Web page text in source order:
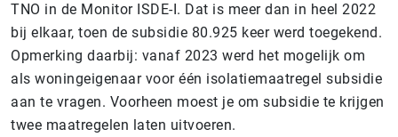
TNO in de Monitor ISDE-I. Dat is meer dan in heel 2022
bij elkaar, toen de subsidie 80.925 keer werd toegekend.
Opmerking daarbij: vanaf 2023 werd het mogelijk om
als woningeigenaar voor één isolatiemaatregel subsidie
aan te vragen. Voorheen moest je om subsidie te krijgen
twee maatregelen laten uitvoeren.